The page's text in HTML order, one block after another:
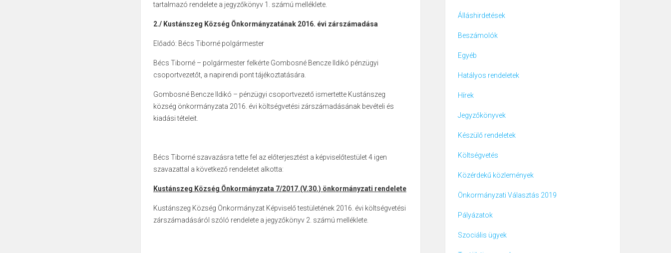
tartalmazó rendelete a jegyzőkönyv 1. számú melléklete.
2./ Kustánszeg Község Önkormányzatának 2016. évi zárszámadása
Előadó: Bécs Tiborné polgármester
Bécs Tiborné – polgármester felkérte Gombosné Bencze Ildikó pénzügyi
csoportvezetőt, a napirendi pont tájékoztatására.
Gombosné Bencze Ildikó – pénzügyi csoportvezető ismertette Kustánszeg
község önkormányzata 2016. évi költségvetési zárszámadásának bevételi és
kiadási tételeit.
Bécs Tiborné szavazásra tette fel az előterjesztést a képviselőtestület 4 igen
szavazattal a következő rendeletet alkotta:
Kustánszeg Község Önkormányzata 7/2017.(V.30.) önkormányzati rendelete
Kustánszeg Község Önkormányzat Képviselő testületének 2016. évi költségvetési
zárszámadásáról szóló rendelete a jegyzőkönyv 2. számú melléklete.
Álláshirdetések
Beszámolók
Egyéb
Hatályos rendeletek
Hírek
Jegyzőkönyvek
Készülő rendeletek
Költségvetés
Közérdekű közlemények
Önkormányzati Választás 2019
Pályázatok
Szociális ügyek